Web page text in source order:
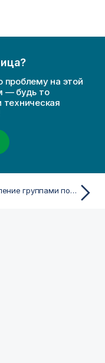
проблему на этой
— будь то
Управление группами пользователей